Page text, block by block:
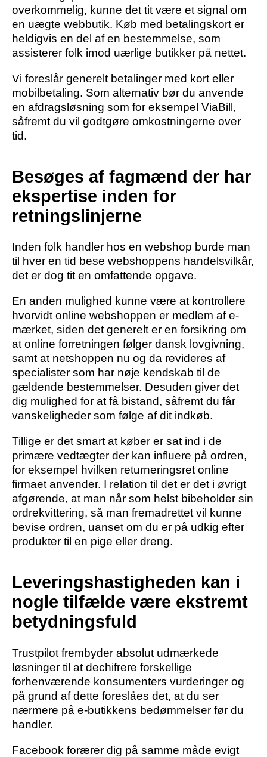
overkommelig, kunne det tit være et signal om
en uægte webbutik. Køb med betalingskort er
heldigvis en del af en bestemmelse, som
assisterer folk imod uærlige butikker på nettet.
Vi foreslår generelt betalinger med kort eller
mobilbetaling. Som alternativ bør du anvende
en afdragsløsning som for eksempel ViaBill,
såfremt du vil godtgøre omkostningerne over
tid.
Besøges af fagmænd der har
ekspertise inden for
retningslinjerne
Inden folk handler hos en webshop burde man
til hver en tid bese webshoppens handelsvilkår,
det er dog tit en omfattende opgave.
En anden mulighed kunne være at kontrollere
hvorvidt online webshoppen er medlem af e-
mærket, siden det generelt er en forsikring om
at online forretningen følger dansk lovgivning,
samt at netshoppen nu og da revideres af
specialister som har nøje kendskab til de
gældende bestemmelser. Desuden giver det
dig mulighed for at få bistand, såfremt du får
vanskeligheder som følge af dit indkøb.
Tillige er det smart at køber er sat ind i de
primære vedtægter der kan influere på ordren,
for eksempel hvilken returneringsret online
firmaet anvender. I relation til det er det i øvrigt
afgørende, at man når som helst bibeholder sin
ordrekvittering, så man fremadrettet vil kunne
bevise ordren, uanset om du er på udkig efter
produkter til en pige eller dreng.
Leveringshastigheden kan i
nogle tilfælde være ekstremt
betydningsfuld
Trustpilot frembyder absolut udmærkede
løsninger til at dechifrere forskellige
forhenværende konsumenters vurderinger og
på grund af dette foreslåes det, at du ser
nærmere på e-butikkens bedømmelser før du
handler.
Facebook forærer dig på samme måde evigt